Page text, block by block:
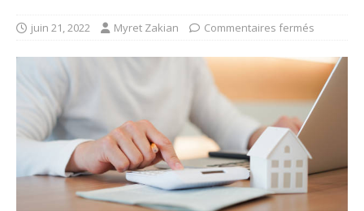
juin 21, 2022 Myret Zakian Commentaires fermés